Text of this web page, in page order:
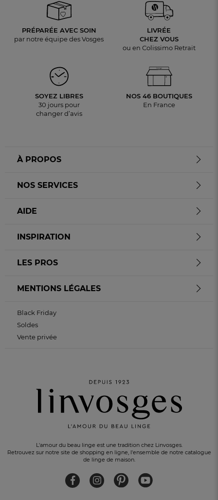
PRÉPARÉE AVEC SOIN
par notre équipe des Vosges
LIVRÉE
CHEZ VOUS
ou en Colissimo Retrait
SOYEZ LIBRES
30 jours pour
changer d’avis
NOS 46 BOUTIQUES
En France
L'amour du beau linge est une tradition chez Linvosges.
Retrouvez sur notre site de shopping en ligne, l'ensemble de notre catalogue
de linge de maison.
À PROPOS
NOS SERVICES
AIDE
INSPIRATION
LES PROS
MENTIONS LÉGALES
Black Friday
Soldes
Vente privée